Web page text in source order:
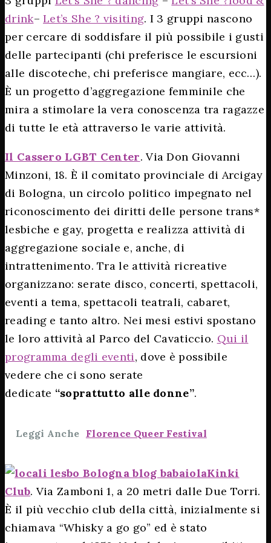
drink–Let’s She ? visiting. I 3 gruppi nascono
per cercare di soddisfare il più possibile i gusti
delle partecipanti (chi preferisce le escursioni
alle discoteche, chi preferisce mangiare, ecc…).
È un progetto d’aggregazione femminile che
mira a stimolare la vera conoscenza tra ragazze
di tutte le età attraverso le varie attività.
Il Cassero LGBT Center.Via Don Giovanni
Minzoni, 18. È il comitato provinciale di Arcigay
di Bologna, un circolo politico impegnato nel
riconoscimento dei diritti delle persone trans*
lesbiche e gay, progetta e realizza attività di
aggregazione sociale e, anche, di
intrattenimento. Tra le attività ricreative
organizzano: serate disco, concerti, spettacoli,
eventi a tema, spettacoli teatrali, cabaret,
reading e tanto altro. Nei mesi estivi spostano
le loro attività al Parco del Cavaticcio. Qui il
programma degli eventi, dove è possibile
vedere che ci sono serate
dedicate “soprattutto alle donne”.
Leggi Anche Florence Queer Festival
Kinki
Club. Via Zamboni 1, a 20 metri dalle Due Torri.
È il più vecchio club della città, inizialmente si
chiamava “Whisky a go go” ed è stato